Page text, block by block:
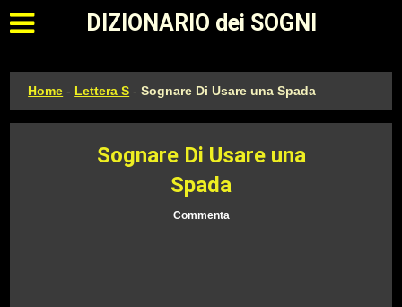
Apri il menu principale
DIZIONARIO dei SOGNI
Home - Lettera S -Sognare Di Usare una Spada
Sognare Di Usare una
Spada
Commenta